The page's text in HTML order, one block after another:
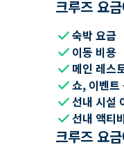
크루즈 요
check숙박 요금
check 이동 비용
check 메인 레스
check쇼, 이벤트
check선내 시설
check선내 액티
크루즈 요